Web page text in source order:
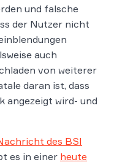
und falsche
der Nutzer nicht
auch
von weiterer
daran ist, dass
angezeigt wird- und
des BSI
es in einer heute